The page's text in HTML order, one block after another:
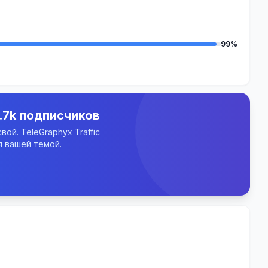
99%
подписчиков
TeleGraphyx Traffic
вашей темой.